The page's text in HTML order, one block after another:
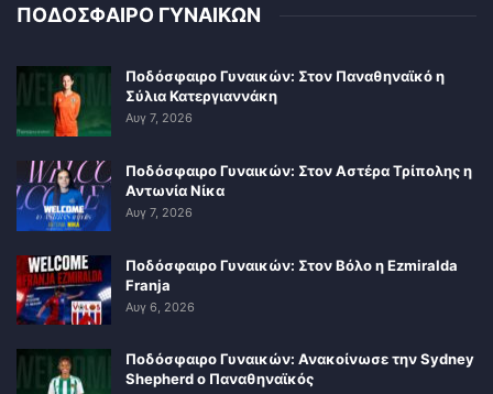
ΠΟΔΟΣΦΑΙΡΟ ΓΥΝΑΙΚΩΝ
Ποδόσφαιρο Γυναικών: Στον Παναθηναϊκό η
Σύλια Κατεργιαννάκη
Αυγ 7, 2026
Ποδόσφαιρο Γυναικών: Στον Αστέρα Τρίπολης η
Αντωνία Νίκα
Αυγ 7, 2026
Ποδόσφαιρο Γυναικών: Στον Βόλο η Ezmiralda
Franja
Αυγ 6, 2026
Ποδόσφαιρο Γυναικών: Ανακοίνωσε την Sydney
Shepherd ο Παναθηναϊκός